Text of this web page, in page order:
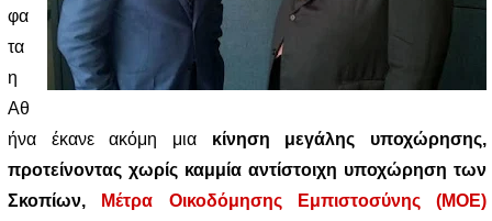
φα
τα
η
Αθ
ήνα έκανε ακόμη μια κίνηση μεγάλης υποχώρησης,
προτείνοντας χωρίς καμμία αντίστοιχη υποχώρηση των
Σκοπίων,
Μέτρα Οικοδόμησης Εμπιστοσύνης (ΜΟΕ)